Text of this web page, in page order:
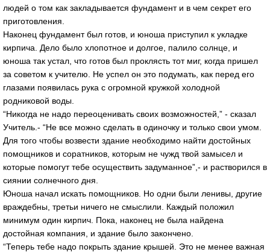
людей о том как закладывается фундамент и в чем секрет его
приготовления.
Наконец фундамент был готов, и юноша приступил к укладке
кирпича. Дело было хлопотное и долгое, палило солнце, и
юноша так устал, что готов был проклясть тот миг, когда пришел
за советом к учителю. Не успел он это подумать, как перед его
глазами появилась рука с огромной кружкой холодной
родниковой воды.
“Никогда не надо переоценивать своих возможностей,” - сказал
Учитель.- “Не все можно сделать в одиночку и только свои умом.
Для того чтобы возвести здание необходимо найти достойных
помощников и соратников, которым не чужд твой замысел и
которые помогут тебе осуществить задуманное”,- и растворился в
сиянии солнечного дня.
Юноша начал искать помощников. Но одни были ленивы, другие
враждебны, третьи ничего не смыслили. Каждый положил
минимум один кирпич. Пока, наконец не была найдена
достойная компания, и здание было закончено.
“Теперь тебе надо покрыть здание крышей. Это не менее важная